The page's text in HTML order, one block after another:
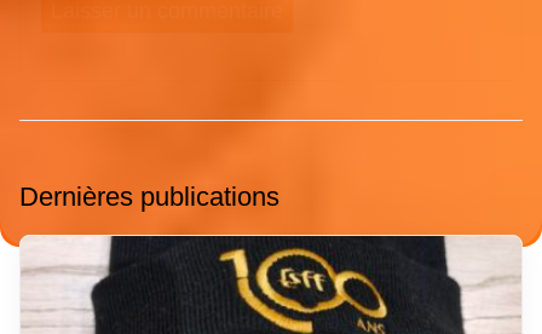
Dernières publications